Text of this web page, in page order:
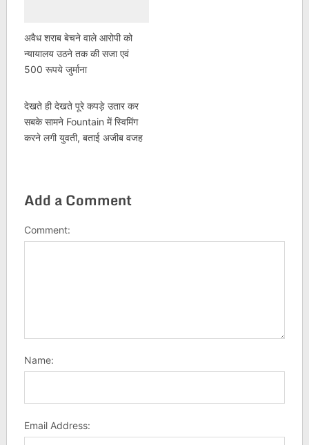
अवैध शराब बेचने वाले आरोपी को
न्यायालय उठने तक की सजा एवं
500 रूपये जुर्माना
देखते ही देखते पूरे कपड़े उतार कर
सबके सामने Fountain में स्विमिंग
करने लगी युवती, बताई अजीब वजह
Add a Comment
Comment:
Name:
Email Address: